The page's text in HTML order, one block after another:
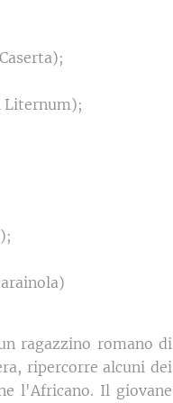
Liternum);
ragazzino romano di
ripercorre alcuni dei
l'Africano. Il giovane